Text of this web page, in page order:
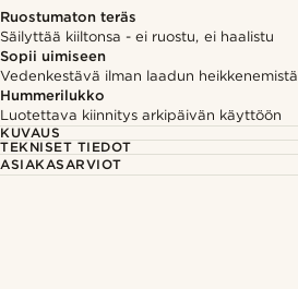
Ruostumaton teräs
Säilyttää kiiltonsa - ei ruostu, ei haalistu
Sopii uimiseen
Vedenkestävä ilman laadun heikkenemistä
Hummerilukko
Luotettava kiinnitys arkipäivän käyttöön
KUVAUS
TEKNISET TIEDOT
ASIAKASARVIOT